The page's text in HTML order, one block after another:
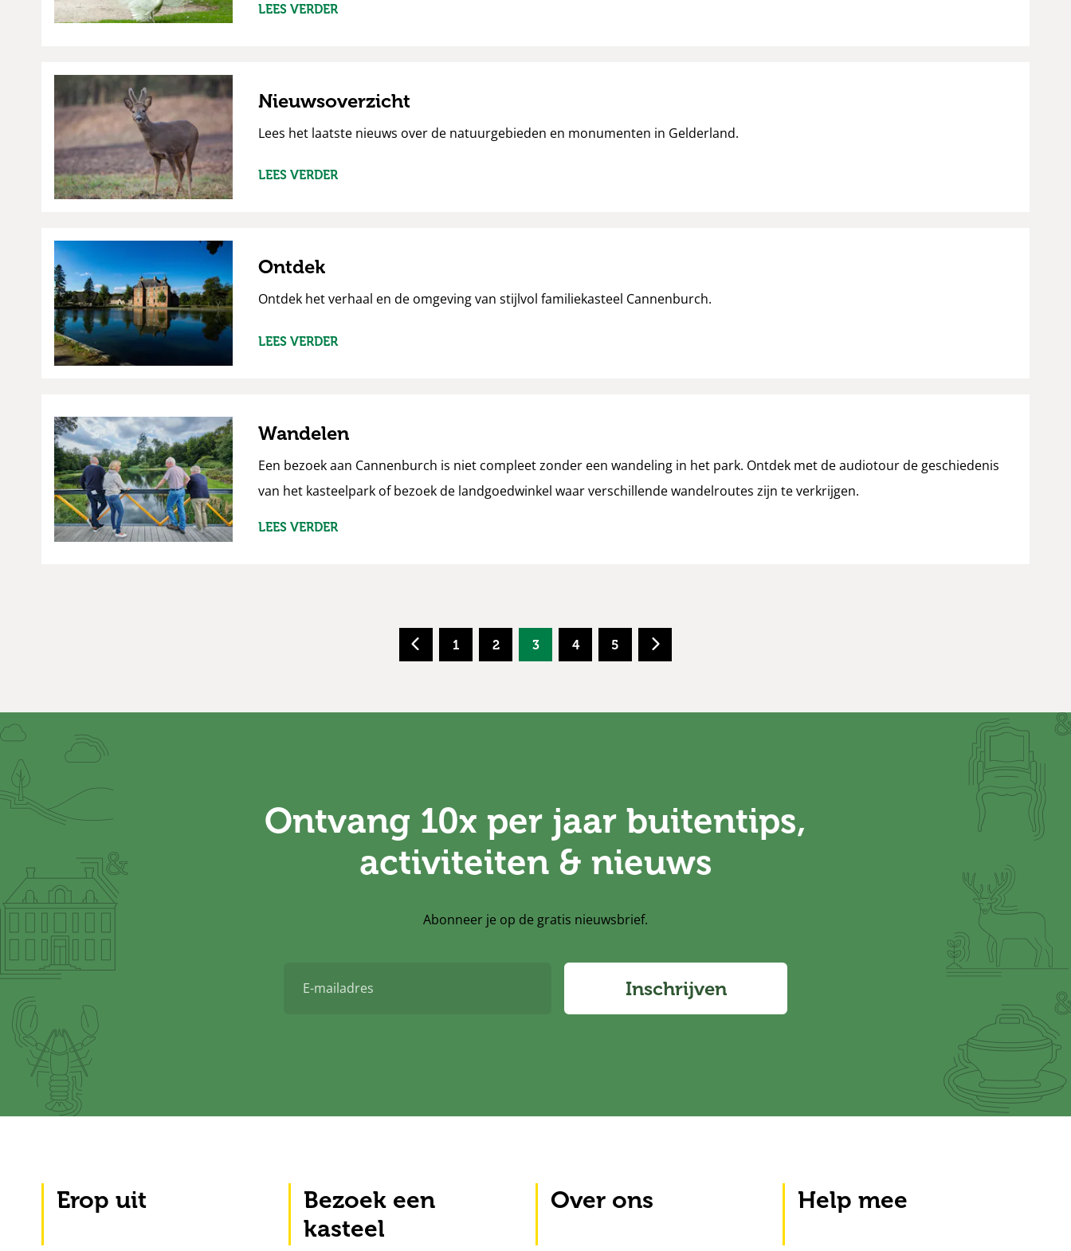
LEES VERDER
Nieuwsoverzicht
Lees het laatste nieuws over de natuurgebieden en monumenten in Gelderland.
LEES VERDER
Ontdek
Ontdek het verhaal en de omgeving van stijlvol familiekasteel Cannenburch.
LEES VERDER
Wandelen
Een bezoek aan Cannenburch is niet compleet zonder een wandeling in het park. Ontdek met de audiotour de geschiedenis
van het kasteelpark of bezoek de landgoedwinkel waar verschillende wandelroutes zijn te verkrijgen.
LEES VERDER
1 2 3 4 5
Ontvang 10x per jaar buitentips,
activiteiten & nieuws
Abonneer je op de gratis nieuwsbrief.
mailadres
Inschrijven
Erop uit
Bezoek een
kasteel
Over ons Help mee